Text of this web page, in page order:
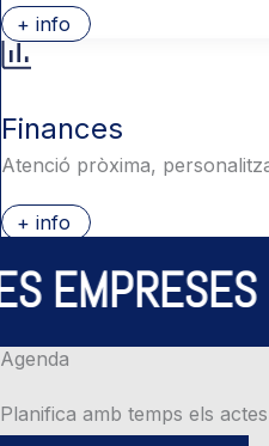
+ info
Finances
Atenció pròxima,
+ info
EMPRESES
Agenda
Planifica amb temps els